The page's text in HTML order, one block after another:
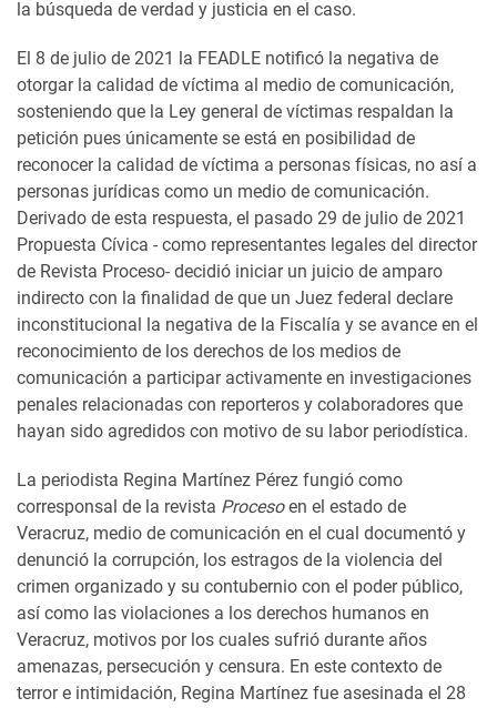
la búsqueda de verdad y justicia en el caso.
El 8 de julio de 2021 la FEADLE notificó la negativa de
otorgar la calidad de víctima al medio de comunicación,
sosteniendo que la Ley general de víctimas respaldan la
petición pues únicamente se está en posibilidad de
reconocer la calidad de víctima a personas físicas, no así a
personas jurídicas como un medio de comunicación.
Derivado de esta respuesta, el pasado 29 de julio de 2021
Propuesta Cívica - como representantes legales del director
de Revista Proceso- decidió iniciar un juicio de amparo
indirecto con la finalidad de que un Juez federal declare
inconstitucional la negativa de la Fiscalía y se avance en el
reconocimiento de los derechos de los medios de
comunicación a participar activamente en investigaciones
penales relacionadas con reporteros y colaboradores que
hayan sido agredidos con motivo de su labor periodística.
La periodista Regina Martínez Pérez fungió como
corresponsal de la revista Proceso en el estado de
Veracruz, medio de comunicación en el cual documentó y
denunció la corrupción, los estragos de la violencia del
crimen organizado y su contubernio con el poder público,
así como las violaciones a los derechos humanos en
Veracruz, motivos por los cuales sufrió durante años
amenazas, persecución y censura. En este contexto de
terror e intimidación, Regina Martínez fue asesinada el 28